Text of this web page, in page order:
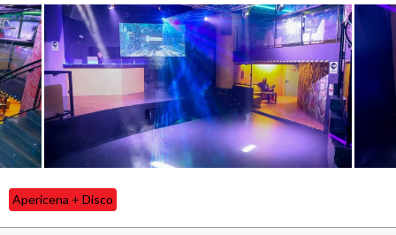
Apericena + Disco